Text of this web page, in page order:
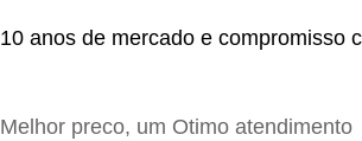
10 anos de mercado e compromisso
Melhor preco, um Otimo atendimento